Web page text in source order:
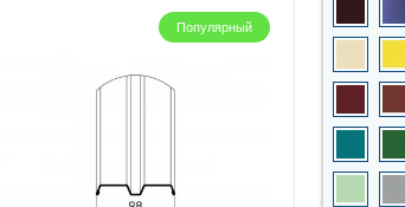
Популярный